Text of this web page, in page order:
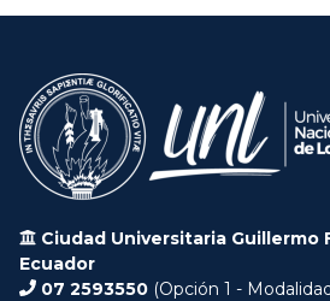
Ciudad Universitaria Guillermo
Ecuador
07 2593550 (Opción 1 -